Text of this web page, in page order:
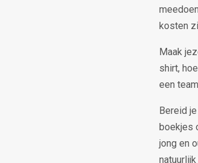
kosten
Maak
shirt,
een
Bereid
boekjes
jong en